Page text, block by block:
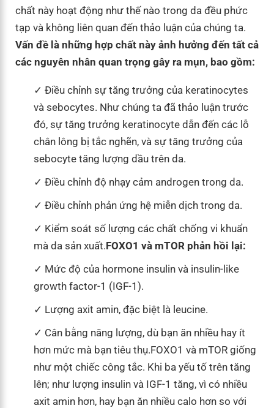
chất này hoạt động như thế nào trong da đều phức
tạp và không liên quan đến thảo luận của chúng ta.
Vấn đề là những hợp chất này ảnh hưởng đến tất cả
các nguyên nhân quan trọng gây ra mụn, bao gồm:
Điều chỉnh sự tăng trưởng của keratinocytes
và sebocytes. Như chúng ta đã thảo luận trước
đó, sự tăng trưởng keratinocyte dẫn đến các lỗ
chân lông bị tắc nghẽn, và sự tăng trưởng của
sebocyte tăng lượng dầu trên da.
Điều chỉnh độ nhạy cảm androgen trong da.
Điều chỉnh phản ứng hệ miễn dịch trong da.
Kiểm soát số lượng các chất chống vi khuẩn
mà da sản xuất.FOXO1 và mTOR phản hồi lại:
Mức độ của hormone insulin và insulin-like
growth factor-1 (IGF-1).
Lượng axit amin, đặc biệt là leucine.
Cân bằng năng lượng, dù bạn ăn nhiều hay ít
hơn mức mà bạn tiêu thụ.FOXO1 và mTOR giống
như một chiếc công tắc. Khi ba yếu tố trên tăng
lên; như lượng insulin và IGF-1 tăng, vì có nhiều
axit amin hơn, hay bạn ăn nhiều calo hơn so với